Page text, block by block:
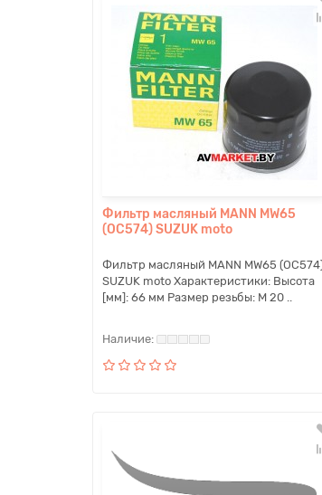
Фильтр масляный MANN MW65
(OC574) SUZUK moto
Фильтр масляный MANN MW65
SUZUK moto Характеристики: Высота
[мм]: 66 мм Размер резьбы: M 20 ..